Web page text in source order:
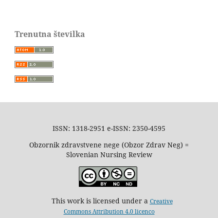
Trenutna številka
ISSN: 1318-2951 e-ISSN: 2350-4595
Obzornik zdravstvene nege (Obzor Zdrav Neg) =
Slovenian Nursing Review
This work is licensed under a Creative
Commons Attribution 4.0 licenco